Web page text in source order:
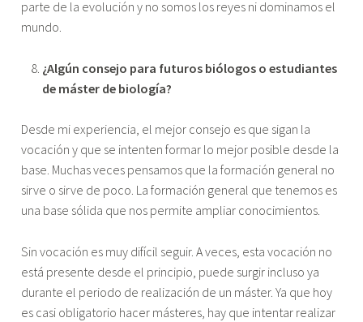
parte de la evolución y no somos los reyes ni dominamos el
mundo.
¿Algún consejo para futuros biólogos o estudiantes
de máster de biología?
Desde mi experiencia, el mejor consejo es que sigan la
vocación y que se intenten formar lo mejor posible desde la
base. Muchas veces pensamos que la formación general no
sirve o sirve de poco. La formación general que tenemos es
una base sólida que nos permite ampliar conocimientos.
Sin vocación es muy difícil seguir. A veces, esta vocación no
está presente desde el principio, puede surgir incluso ya
durante el periodo de realización de un máster. Ya que hoy
es casi obligatorio hacer másteres, hay que intentar realizar